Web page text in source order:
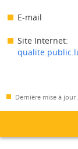
E-
Site Internet:
Dernière mise à jour